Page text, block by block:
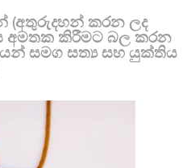
කරන ලද
කිරීමට බල කරන
සමග සත්‍ය සහ යුක්තිය